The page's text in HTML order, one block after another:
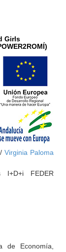
Girls
Virginia Paloma
I+D+i FEDER
de Economía,